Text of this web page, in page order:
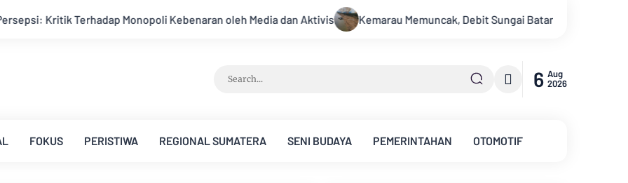
Kebenaran oleh Media dan Aktivis Kemarau Memuncak, Debit Sungai Batanghari Terus Menyusut, Jambi Hadapi
6 Aug
2026
FOKUS PERISTIWA REGIONAL SUMATERA SENI BUDAYA PEMERINTAHAN OTOMOTIF